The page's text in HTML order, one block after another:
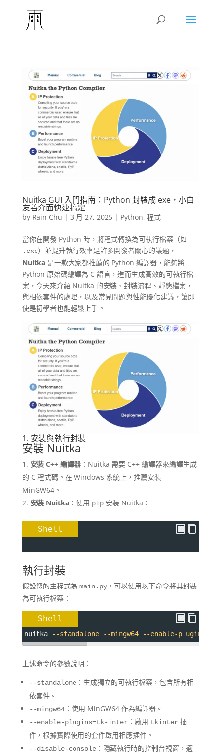
Nuitka GUI 入門指南：Python 封裝成 exe，小白
友善介面快速搞定
by Rain Chu | 3 月 27, 2025| Python, 程式
當你在開發 Python 時，將程式轉換為可執行檔案（如
.exe）並提升執行效率是許多開發者關心的議題，
Nuitka是一款大家都推薦的 Python 編譯器，能夠將
Python 原始碼編譯為 C 語言，進而生成高效的可執行檔
案​，今天來介紹 Nuitka 的安裝、封裝流程、靜態檔案，
與相依套件的處理，以及常見問題與性能優化建議，讓即
使是初學者也能輕鬆上手。​
1. 安裝與執行封裝
安裝 Nuitka
安裝 C++ 編譯器：​Nuitka 需要 C++ 編譯器來編譯生成
的 C 程式碼。在 Windows 系統上，推薦安裝
MinGW64。
安裝 Nuitka：​使用 pip安裝 Nuitka：
Shell
執行封裝
假設您的主程式為 main.py，可以使用以下命令將其封裝
為可執行檔案：
Shell
nuitka --standalone --mingw64 --enable-plugins
上述命令的參數說明：
--standalone：​生成獨立的可執行檔案，包含所有相
依套件。​
--mingw64：​使用 MinGW64 作為編譯器。
--enable-plugins=tk-inter ：​啟用 tkinter 插
件，根據實際使用的套件啟用相應插件。​
--disable-console：​隱藏執行時的控制台視窗，適